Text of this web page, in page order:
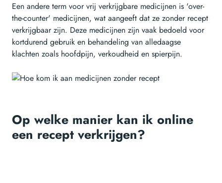
Een andere term voor vrij verkrijgbare medicijnen is 'over-
the-counter' medicijnen, wat aangeeft dat ze zonder recept
verkrijgbaar zijn. Deze medicijnen zijn vaak bedoeld voor
kortdurend gebruik en behandeling van alledaagse
klachten zoals hoofdpijn, verkoudheid en spierpijn.
Op welke manier kan ik online
een recept verkrijgen?